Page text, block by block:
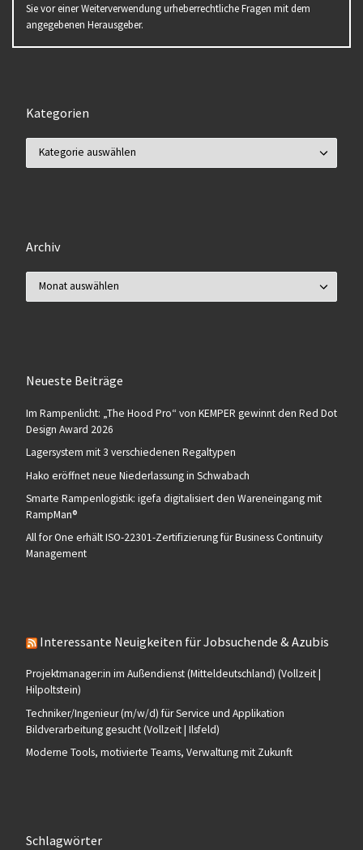
Sie vor einer Weiterverwendung urheberrechtliche Fragen mit dem
angegebenen Herausgeber.
Kategorien
Archiv
Neueste Beiträge
Im Rampenlicht: „The Hood Pro“ von KEMPER gewinnt den Red Dot
Design Award 2026
Lagersystem mit 3 verschiedenen Regaltypen
Hako eröffnet neue Niederlassung in Schwabach
Smarte Rampenlogistik: igefa digitalisiert den Wareneingang mit
RampMan®
All for One erhält ISO-22301-Zertifizierung für Business Continuity
Management
Interessante Neuigkeiten für Jobsuchende & Azubis
Projektmanager:in im Außendienst (Mitteldeutschland) (Vollzeit |
Hilpoltstein)
Techniker/Ingenieur (m/w/d) für Service und Applikation
Bildverarbeitung gesucht (Vollzeit | Ilsfeld)
Moderne Tools, motivierte Teams, Verwaltung mit Zukunft
Schlagwörter